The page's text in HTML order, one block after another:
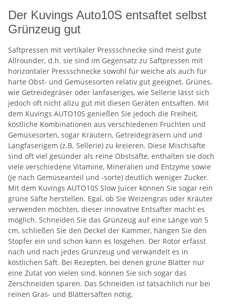
Der Kuvings Auto10S entsaftet selbst
Grünzeug gut
Saftpressen mit vertikaler Pressschnecke sind meist gute
Allrounder, d.h. sie sind im Gegensatz zu Saftpressen mit
horizontaler Pressschnecke sowohl für weiche als auch für
harte Obst- und Gemüsesorten relativ gut geeignet. Grünes,
wie Getreidegräser oder lanfaseriges, wie Sellerie lässt sich
jedoch oft nicht allzu gut mit diesen Geräten entsaften. Mit
dem Kuvings AUTO10S genießen Sie jedoch die Freiheit,
köstliche Kombinationen aus verschiedenen Früchten und
Gemüsesorten, sogar Kräutern, Getreidegräsern und und
Langfaserigem (z.B. Sellerie) zu kreieren. Diese Mischsäfte
sind oft viel gesünder als reine Obstsäfte, enthalten sie doch
viele verschiedene Vitamine, Mineralien und Entzyme sowie
(je nach Gemüseanteil und -sorte) deutlich weniger Zucker.
Mit dem Kuvings AUTO10S Slow Juicer können Sie sogar rein
grüne Säfte herstellen. Egal, ob Sie Weizengras oder Kräuter
verwenden möchten, dieser innovative Entsafter macht es
möglich. Schneiden Sie das Grünzeug auf eine Länge von 5
cm, schließen Sie den Deckel der Kammer, hängen Sie den
Stopfer ein und schon kann es losgehen. Der Rotor erfasst
nach und nach jedes Grünzeug und verwandelt es in
köstlichen Saft. Bei Rezepten, bei denen grüne Blätter nur
eine Zutat von vielen sind, können Sie sich sogar das
Zerschneiden sparen. Das Schneiden ist tatsächlich nur bei
reinen Gras- und Blättersäften nötig.